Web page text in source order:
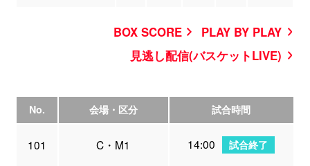
BOX SCORE
PLAY BY PLAY
見逃し配信(バスケットLIVE)
No. 会場・区分 試合時間
101 C・M1 14:00 試合終了